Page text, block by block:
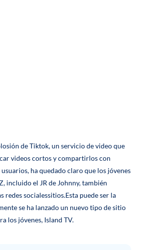
de Tiktok, un servicio de video que
videos cortos y compartirlos con
ha quedado claro que los jóvenes
incluido el JR de Johnny, también
redes socialessitios.Esta puede ser la
se ha lanzado un nuevo tipo de sitio
los jóvenes, Island TV.